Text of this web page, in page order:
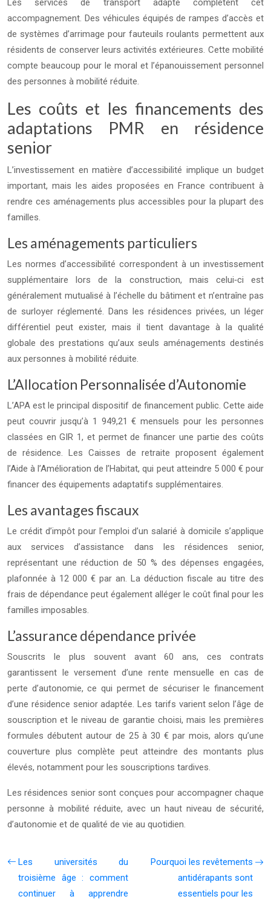
Les services de transport adapté complètent cet
accompagnement. Des véhicules équipés de rampes d’accès et
de systèmes d’arrimage pour fauteuils roulants permettent aux
résidents de conserver leurs activités extérieures. Cette mobilité
compte beaucoup pour le moral et l’épanouissement personnel
des personnes à mobilité réduite.
Les coûts et les financements des
adaptations PMR en résidence
senior
L’investissement en matière d’accessibilité implique un budget
important, mais les aides proposées en France contribuent à
rendre ces aménagements plus accessibles pour la plupart des
familles.
Les aménagements particuliers
Les normes d’accessibilité correspondent à un investissement
supplémentaire lors de la construction, mais celui‑ci est
généralement mutualisé à l’échelle du bâtiment et n’entraîne pas
de surloyer réglementé. Dans les résidences privées, un léger
différentiel peut exister, mais il tient davantage à la qualité
globale des prestations qu’aux seuls aménagements destinés
aux personnes à mobilité réduite.
L’Allocation Personnalisée d’Autonomie
L’APA est le principal dispositif de financement public. Cette aide
peut couvrir jusqu’à 1 949,21 € mensuels pour les personnes
classées en GIR 1, et permet de financer une partie des coûts
de résidence. Les Caisses de retraite proposent également
l’Aide à l’Amélioration de l’Habitat, qui peut atteindre 5 000 € pour
financer des équipements adaptatifs supplémentaires.
Les avantages fiscaux
Le crédit d’impôt pour l’emploi d’un salarié à domicile s’applique
aux services d’assistance dans les résidences senior,
représentant une réduction de 50 % des dépenses engagées,
plafonnée à 12 000 € par an. La déduction fiscale au titre des
frais de dépendance peut également alléger le coût final pour les
familles imposables.
L’assurance dépendance privée
Souscrits le plus souvent avant 60 ans, ces contrats
garantissent le versement d’une rente mensuelle en cas de
perte d’autonomie, ce qui permet de sécuriser le financement
d’une résidence senior adaptée. Les tarifs varient selon l’âge de
souscription et le niveau de garantie choisi, mais les premières
formules débutent autour de 25 à 30 € par mois, alors qu’une
couverture plus complète peut atteindre des montants plus
élevés, notamment pour les souscriptions tardives.
Les résidences senior sont conçues pour accompagner chaque
personne à mobilité réduite, avec un haut niveau de sécurité,
d’autonomie et de qualité de vie au quotidien.
Les universités du
troisième âge : comment
continuer à apprendre
Pourquoi les revêtements
antidérapants sont
essentiels pour les